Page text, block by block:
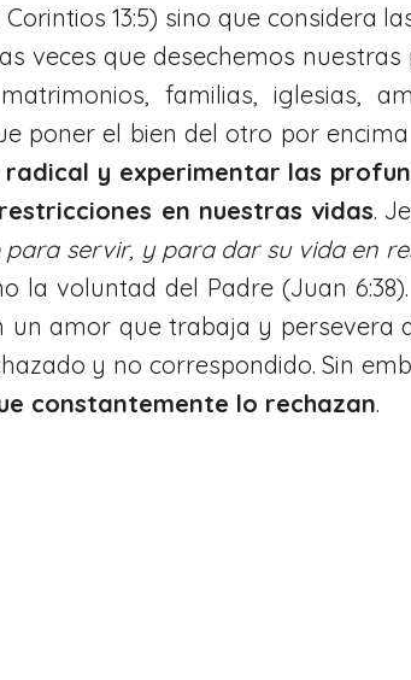
13:5) sino que considera
veces que desechemos
familias, iglesias,
poner el bien del otro por
y experimentar las
en nuestras vidas.
servir, y para dar su vida en
la voluntad del Padre (Juan 6:38).
un amor que trabaja y persevera
y no correspondido. Sin
constantemente lo rechazan.